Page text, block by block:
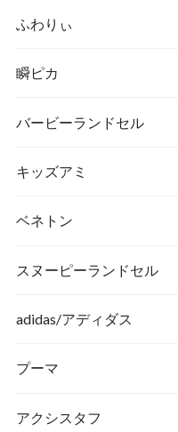
ふわりぃ
瞬ピカ
バービーランドセル
キッズアミ
ベネトン
スヌーピーランドセル
adidas/アディダス
プーマ
アクシスタフ